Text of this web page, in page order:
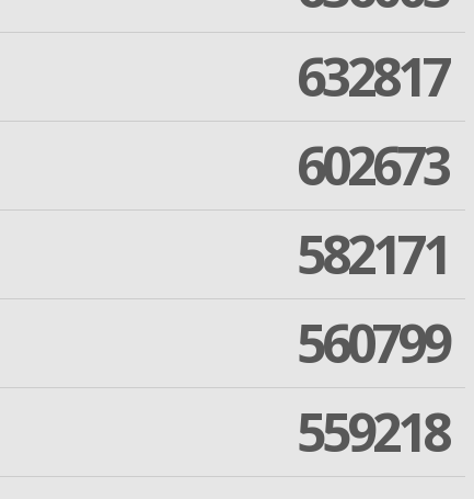
632817
602673
582171
560799
559218